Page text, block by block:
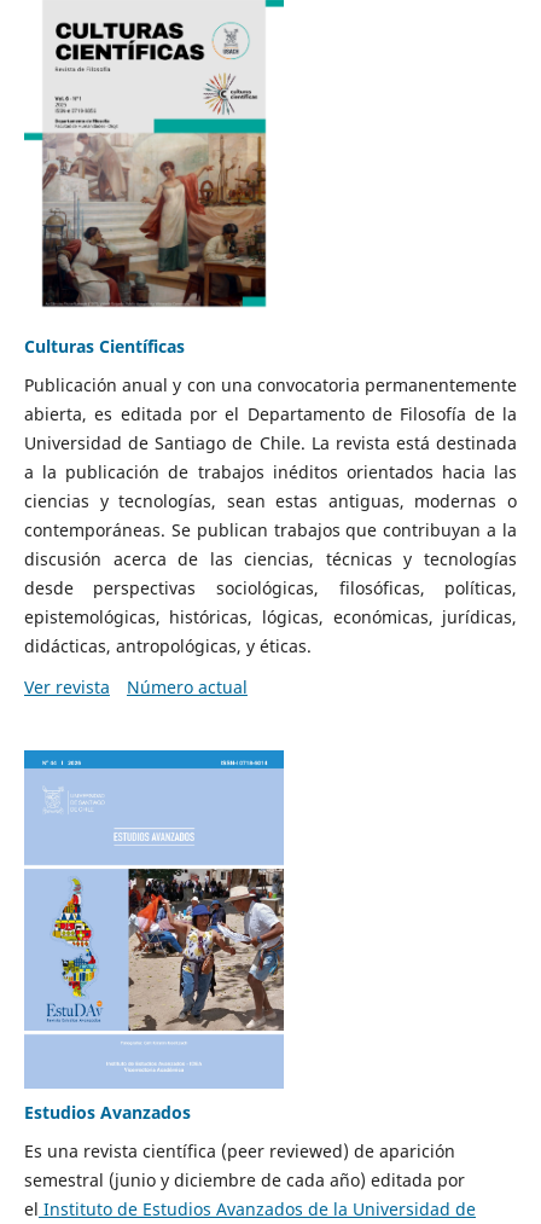
Culturas Científicas
Publicación anual y con una convocatoria permanentemente
abierta, es editada por el Departamento de Filosofía de la
Universidad de Santiago de Chile. La revista está destinada
a la publicación de trabajos inéditos orientados hacia las
ciencias y tecnologías, sean estas antiguas, modernas o
contemporáneas. Se publican trabajos que contribuyan a la
discusión acerca de las ciencias, técnicas y tecnologías
desde perspectivas sociológicas, filosóficas, políticas,
epistemológicas, históricas, lógicas, económicas, jurídicas,
didácticas, antropológicas, y éticas.
Ver revista
Número actual
Estudios Avanzados
Es una revista científica (peer reviewed) de aparición
semestral (junio y diciembre de cada año) editada por
el Instituto de Estudios Avanzados de la Universidad de